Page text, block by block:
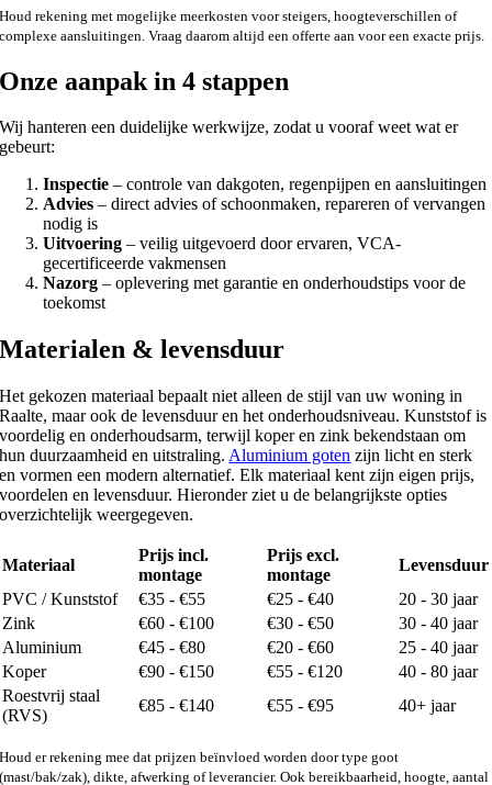
Houd rekening met mogelijke meerkosten voor steigers, hoogteverschillen of
complexe aansluitingen. Vraag daarom altijd een offerte aan voor een exacte prijs.
Onze aanpak in 4 stappen
Wij hanteren een duidelijke werkwijze, zodat u vooraf weet wat er
gebeurt:
Inspectie – controle van dakgoten, regenpijpen en aansluitingen
Advies – direct advies of schoonmaken, repareren of vervangen
nodig is
Uitvoering – veilig uitgevoerd door ervaren, VCA-
gecertificeerde vakmensen
Nazorg – oplevering met garantie en onderhoudstips voor de
toekomst
Materialen & levensduur
Het gekozen materiaal bepaalt niet alleen de stijl van uw woning in
Raalte, maar ook de levensduur en het onderhoudsniveau. Kunststof is
voordelig en onderhoudsarm, terwijl koper en zink bekendstaan om
hun duurzaamheid en uitstraling. Aluminium goten zijn licht en sterk
en vormen een modern alternatief. Elk materiaal kent zijn eigen prijs,
voordelen en levensduur. Hieronder ziet u de belangrijkste opties
overzichtelijk weergegeven.
Materiaal
Prijs incl.
montage
Prijs excl.
montage
Levensduur
PVC / Kunststof
€35 - €55 €25 - €40
20 - 30 jaar
Zink
€60 - €100 €30 - €50
30 - 40 jaar
Aluminium
€45 - €80 €20 - €60
25 - 40 jaar
Koper
€90 - €150 €55 - €120
40 - 80 jaar
Roestvrij staal
(RVS)
€85 - €140 €55 - €95 40+ jaar
Houd er rekening mee dat prijzen beïnvloed worden door type goot
(mast/bak/zak), dikte, afwerking of leverancier. Ook bereikbaarheid, hoogte, aantal